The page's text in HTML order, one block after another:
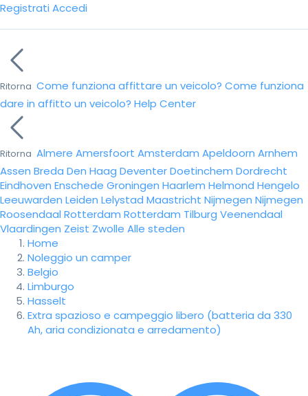
Registrati Accedi
Ritorna Come funziona affittare un veicolo? Come funziona
dare in affitto un veicolo? Help Center
Ritorna Almere Amersfoort Amsterdam Apeldoorn Arnhem
Assen Breda Den Haag DeventerDoetinchem Dordrecht
Eindhoven Enschede Groningen Haarlem Helmond Hengelo
Leeuwarden Leiden Lelystad Maastricht Nijmegen Nijmegen
Roosendaal Rotterdam Rotterdam Tilburg Veenendaal
Vlaardingen Zeist Zwolle Alle steden
Home
Noleggio un camper
Belgio
Limburgo
Hasselt
Extra spazioso e campeggio libero (batteria da 330
Ah, aria condizionata e arredamento)